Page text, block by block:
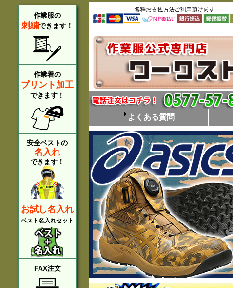
作業服の
刺繍できます！
作業着の
プリント加工
できます！
安全ベストの
名入れ
できます！
お試し名入れ
ベスト名入れセット
FAX注文
よくある質問